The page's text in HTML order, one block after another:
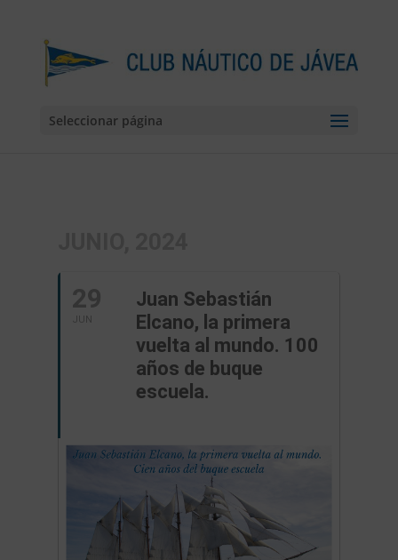
Seleccionar página
29
JUN
Juan Sebastián
Elcano, la primera
vuelta al mundo. 100
años de buque
escuela.